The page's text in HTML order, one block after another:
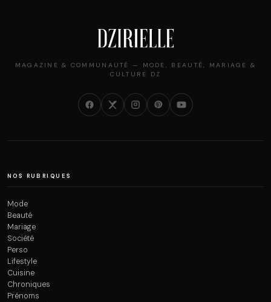
MAGAZINE & COMMUNAUTÉ — MODE, BEAUTÉ, MARIAGE &
CULTURE DZ
NOS RUBRIQUES
Mode
Beauté
Mariage
Société
Perso
Lifestyle
Cuisine
Chroniques
Prénoms